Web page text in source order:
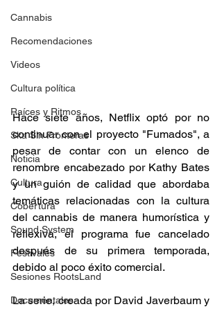
Cannabis
Recomendaciones
Videos
Cultura política
Raíces y Ritmos
Ska Sin Fronteras
Noticia
Cultura
Cobertura
Sound System
Festivales
Sesiones RootsLand
Documentales
Hace siete años, Netflix optó por no
continuar con el proyecto "Fumados", a
pesar de contar con un elenco de
renombre encabezado por Kathy Bates
y un guión de calidad que abordaba
temáticas relacionadas con la cultura
del cannabis de manera humorística y
reflexiva, el programa fue cancelado
después de su primera temporada,
debido al poco éxito comercial.
La serie, creada por David Javerbaum y